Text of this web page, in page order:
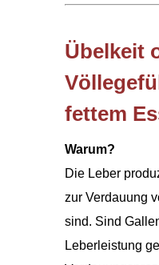
Übelkeit
fettem
Warum?
Die Leber
zur Verdauung
sind. Sind
Leberleistung